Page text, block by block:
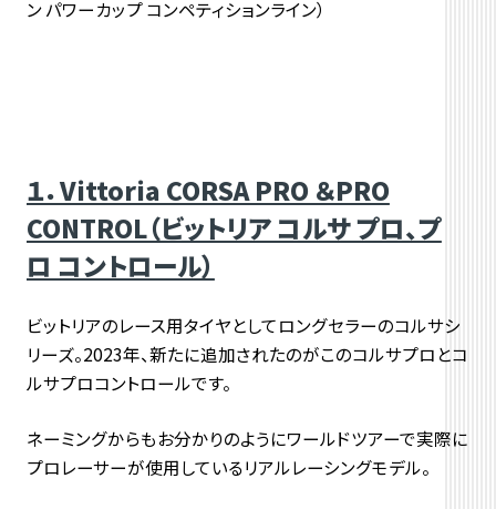
ン パワーカップ コンペティションライン）
１．Vittoria CORSA PRO ＆PRO
CONTROL（ビットリア コルサ プロ、プ
ロ コントロール）
ビットリアのレース用タイヤとしてロングセラーのコルサシ
リーズ。2023年、新たに追加されたのがこのコルサプロとコ
ルサプロコントロールです。
ネーミングからもお分かりのようにワールドツアーで実際に
プロレーサーが使用しているリアルレーシングモデル。